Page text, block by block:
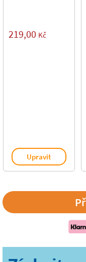
219,00 Kč
Upravit